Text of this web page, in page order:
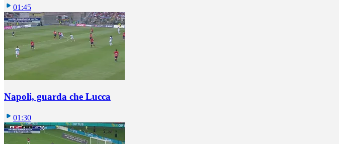
01:45
Napoli, guarda che Lucca
01:30